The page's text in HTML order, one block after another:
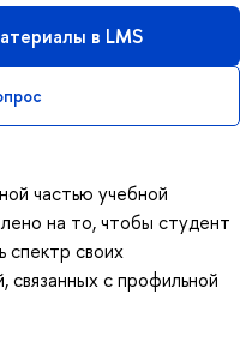
в LMS
частью учебной
на то, чтобы студент
спектр своих
с профильной